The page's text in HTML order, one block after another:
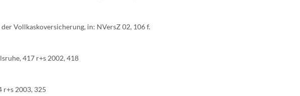
Vollkaskoversicherung, in: NVersZ 02, 106 f.
417 r+s 2002, 418
r+s 2003, 325